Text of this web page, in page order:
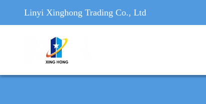
Linyi Xinghong Trading Co., Ltd